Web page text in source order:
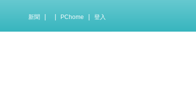
新聞 PChome 登入